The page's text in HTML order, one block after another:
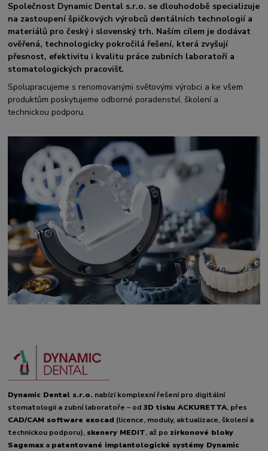
Společnost Dynamic Dental s.r.o. se dlouhodobě specializuje
na zastoupení špičkových výrobců dentálních technologií a
materiálů pro český i slovenský trh. Naším cílem je dodávat
ověřená, technologicky pokročilá řešení, která zvyšují
přesnost, efektivitu i kvalitu práce zubních laboratoří a
stomatologických pracovišť.
Spolupracujeme s renomovanými světovými výrobci a ke všem
produktům poskytujeme odborné poradenství, školení a
technickou podporu.
Dynamic Dental s.r.o. nabízí komplexní řešení pro digitální
stomatologii a zubní laboratoře – od3D tisku ACKURETTA, přes
CAD/CAM software exocad (licence, moduly, aktualizace, školení a
technickou podporu), skenery MEDIT, až po zirkonové bloky
Sagemax a patentované implantologické systémy Dynamic